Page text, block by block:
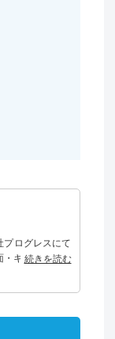
ログレスにて
・キッチン関連
続きを読む